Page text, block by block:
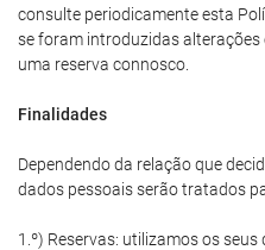
consulte periodicamente esta
se foram introduzidas alterações
uma reserva connosco.
Finalidades
Dependendo da relação que
dados pessoais serão tratados
1.º) Reservas: utilizamos os